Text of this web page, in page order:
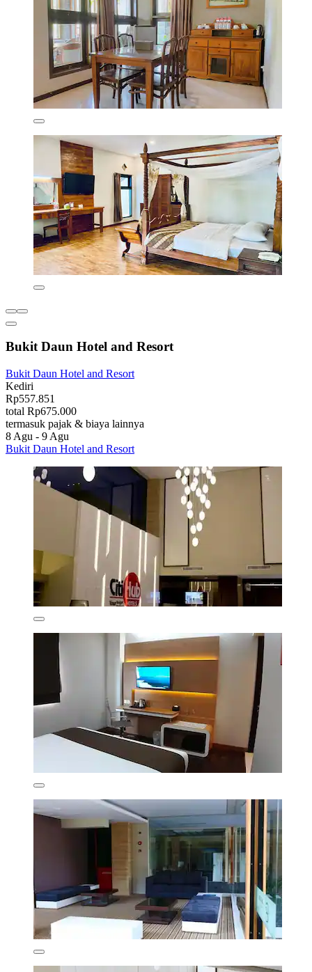
Bukit Daun Hotel and Resort
Bukit Daun Hotel and Resort
Kediri
Rp557.851
total Rp675.000
termasuk pajak & biaya lainnya
8 Agu - 9 Agu
Bukit Daun Hotel and Resort